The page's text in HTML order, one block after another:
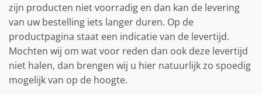
zijn producten niet voorradig en dan kan de levering
van uw bestelling iets langer duren. Op de
productpagina staat een indicatie van de levertijd.
Mochten wij om wat voor reden dan ook deze levertijd
niet halen, dan brengen wij u hier natuurlijk zo spoedig
mogelijk van op de hoogte.